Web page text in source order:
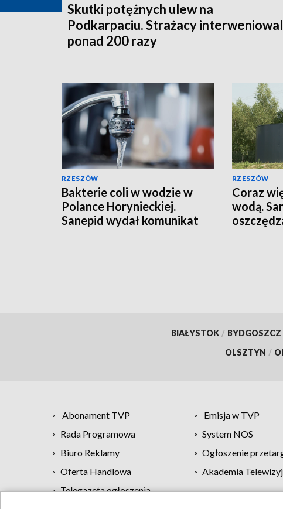
Skutki potężnych ulew na
Podkarpaciu. Strażacy
ponad 200 razy
RZESZÓW
Bakterie coli w wodzie w
Polance Horynieckiej.
Sanepid wydał komunikat
RZESZÓW
Coraz
wodą.
BIAŁYSTOK / BYDGOSZCZ
OLSZTYN /
Abonament TVP Emisja w TVP
Rada Programowa
System NOS
Biuro Reklamy
Ogłoszenie
Oferta Handlowa
Akademia
Telegazeta ogłoszenia